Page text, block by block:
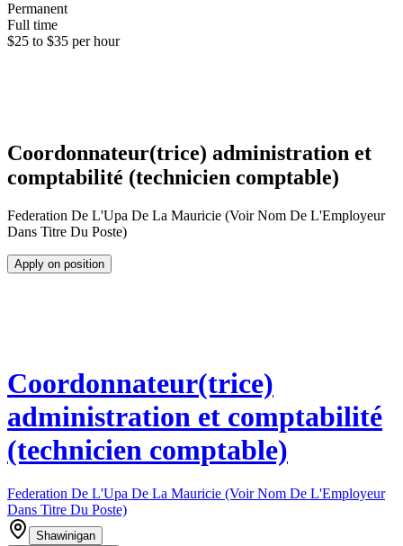
Permanent
Full time
$25 to $35 per hour
Coordonnateur(trice) administration et
comptabilité (technicien comptable)
Federation De L'Upa De La Mauricie (Voir Nom De L'Employeur
Dans Titre Du Poste)
Apply on position
Coordonnateur(trice)
administration et comptabilité
(technicien comptable)
Federation De L'Upa De La Mauricie (Voir Nom De L'Employeur
Dans Titre Du Poste)
Shawinigan